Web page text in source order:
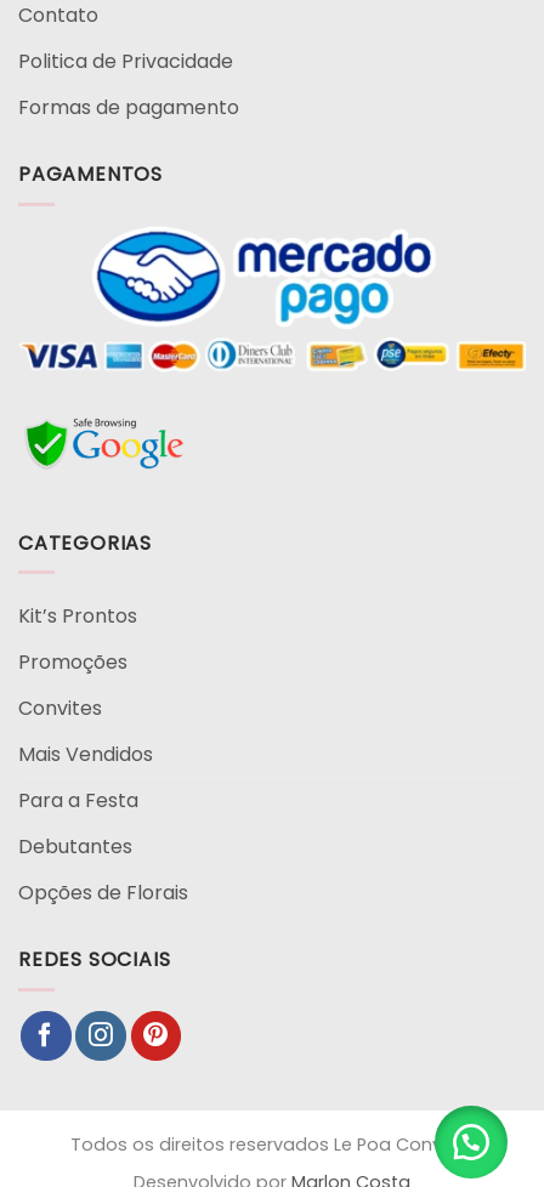
Contato
Politica de Privacidade
Formas de pagamento
PAGAMENTOS
CATEGORIAS
Kit’s Prontos
Promoções
Convites
Mais Vendidos
Para a Festa
Debutantes
Opções de Florais
REDES SOCIAIS
Todos os direitos reservados Le Poa Convites
Desenvolvido por Marlon Costa